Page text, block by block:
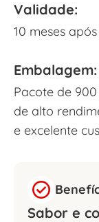
Validade:
10 meses
Embalagem:
Pacote de
de alto
e excelente
Sabor e